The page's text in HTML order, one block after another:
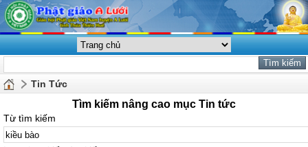
Tin Tức
Tìm kiếm nâng cao mục Tin tức
Từ tìm kiếm